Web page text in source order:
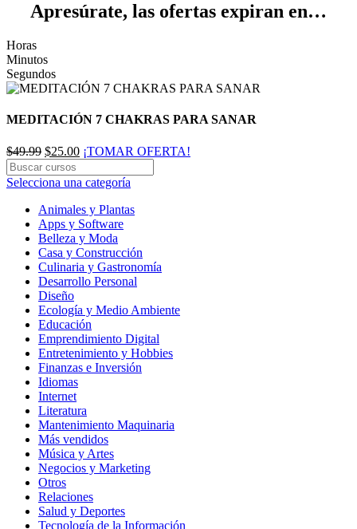
Apresúrate, las ofertas expiran en…
Horas
Minutos
Segundos
MEDITACIÓN 7 CHAKRAS PARA SANAR
$49.99 El
precio
original
$49.99.
$25.00El
actual
$25.00.
¡TOMAR OFERTA!
Selecciona una categoría
Animales y Plantas
Apps y Software
Belleza y Moda
Casa y Construcción
Culinaria y Gastronomía
Desarrollo Personal
Diseño
Ecología y Medio Ambiente
Educación
Emprendimiento Digital
Entretenimiento y Hobbies
Finanzas e Inversión
Idiomas
Internet
Literatura
Mantenimiento Maquinaria
Más vendidos
Música y Artes
Negocios y Marketing
Otros
Relaciones
Salud y Deportes
Tecnología de la Información